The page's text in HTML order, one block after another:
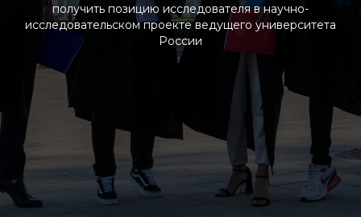
получить позицию исследователя в научно-
исследовательском проекте ведущего университета
России